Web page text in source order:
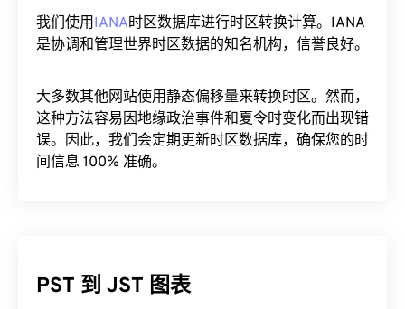
我们使用IANA时区数据库进行时区转换计算。IANA
是协调和管理世界时区数据的知名机构，信誉良好。
大多数其他网站使用静态偏移量来转换时区。然而，
这种方法容易因地缘政治事件和夏令时变化而出现错
误。因此，我们会定期更新时区数据库，确保您的时
间信息 100% 准确。
PST 到 JST 图表